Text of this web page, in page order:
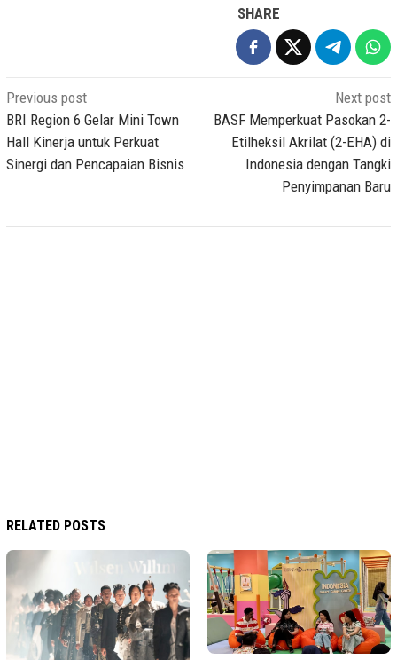
SHARE
Post
navigation
Previous post
BRI Region 6 Gelar Mini Town
Hall Kinerja untuk Perkuat
Sinergi dan Pencapaian Bisnis
Next post
BASF Memperkuat Pasokan 2-
Etilheksil Akrilat (2-EHA) di
Indonesia dengan Tangki
Penyimpanan Baru
RELATED POSTS